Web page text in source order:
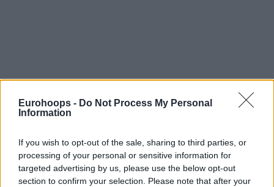
Eurohoops - Do Not Process My Personal
Information
If you wish to opt-out of the sale, sharing to third parties, or
processing of your personal or sensitive information for
targeted advertising by us, please use the below opt-out
section to confirm your selection. Please note that after your
Tης Eurohoops team/info@eurohoops.net
Ο ιδιοκτήτης τουΠαναθηναϊκού δεν θέλησε να